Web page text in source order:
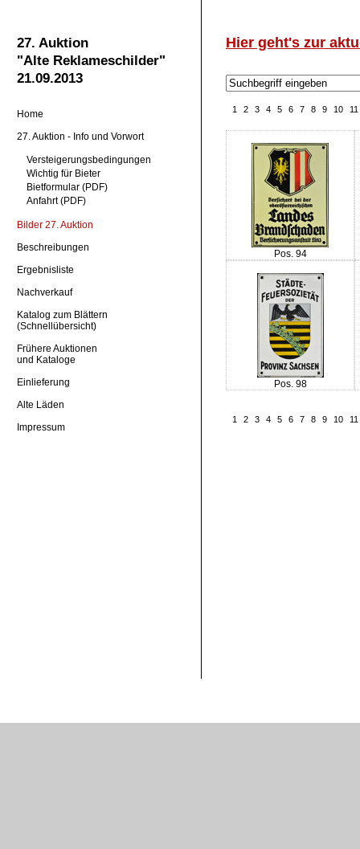
27. Auktion
"Alte Reklameschilder"
21.09.2013
Home
27. Auktion - Info und Vorwort
Versteigerungsbedingungen
Wichtig für Bieter
Bietformular (PDF)
Anfahrt (PDF)
Bilder 27. Auktion
Beschreibungen
Ergebnisliste
Nachverkauf
Katalog zum Blättern
(Schnellübersicht)
Frühere Auktionen
und Kataloge
Einlieferung
Alte Läden
Impressum
Hier geht's zur
1 2 3 4 5 6 7 8 9 10 11
Pos. 94
Pos. 98
1 2 3 4 5 6 7 8 9 10 11